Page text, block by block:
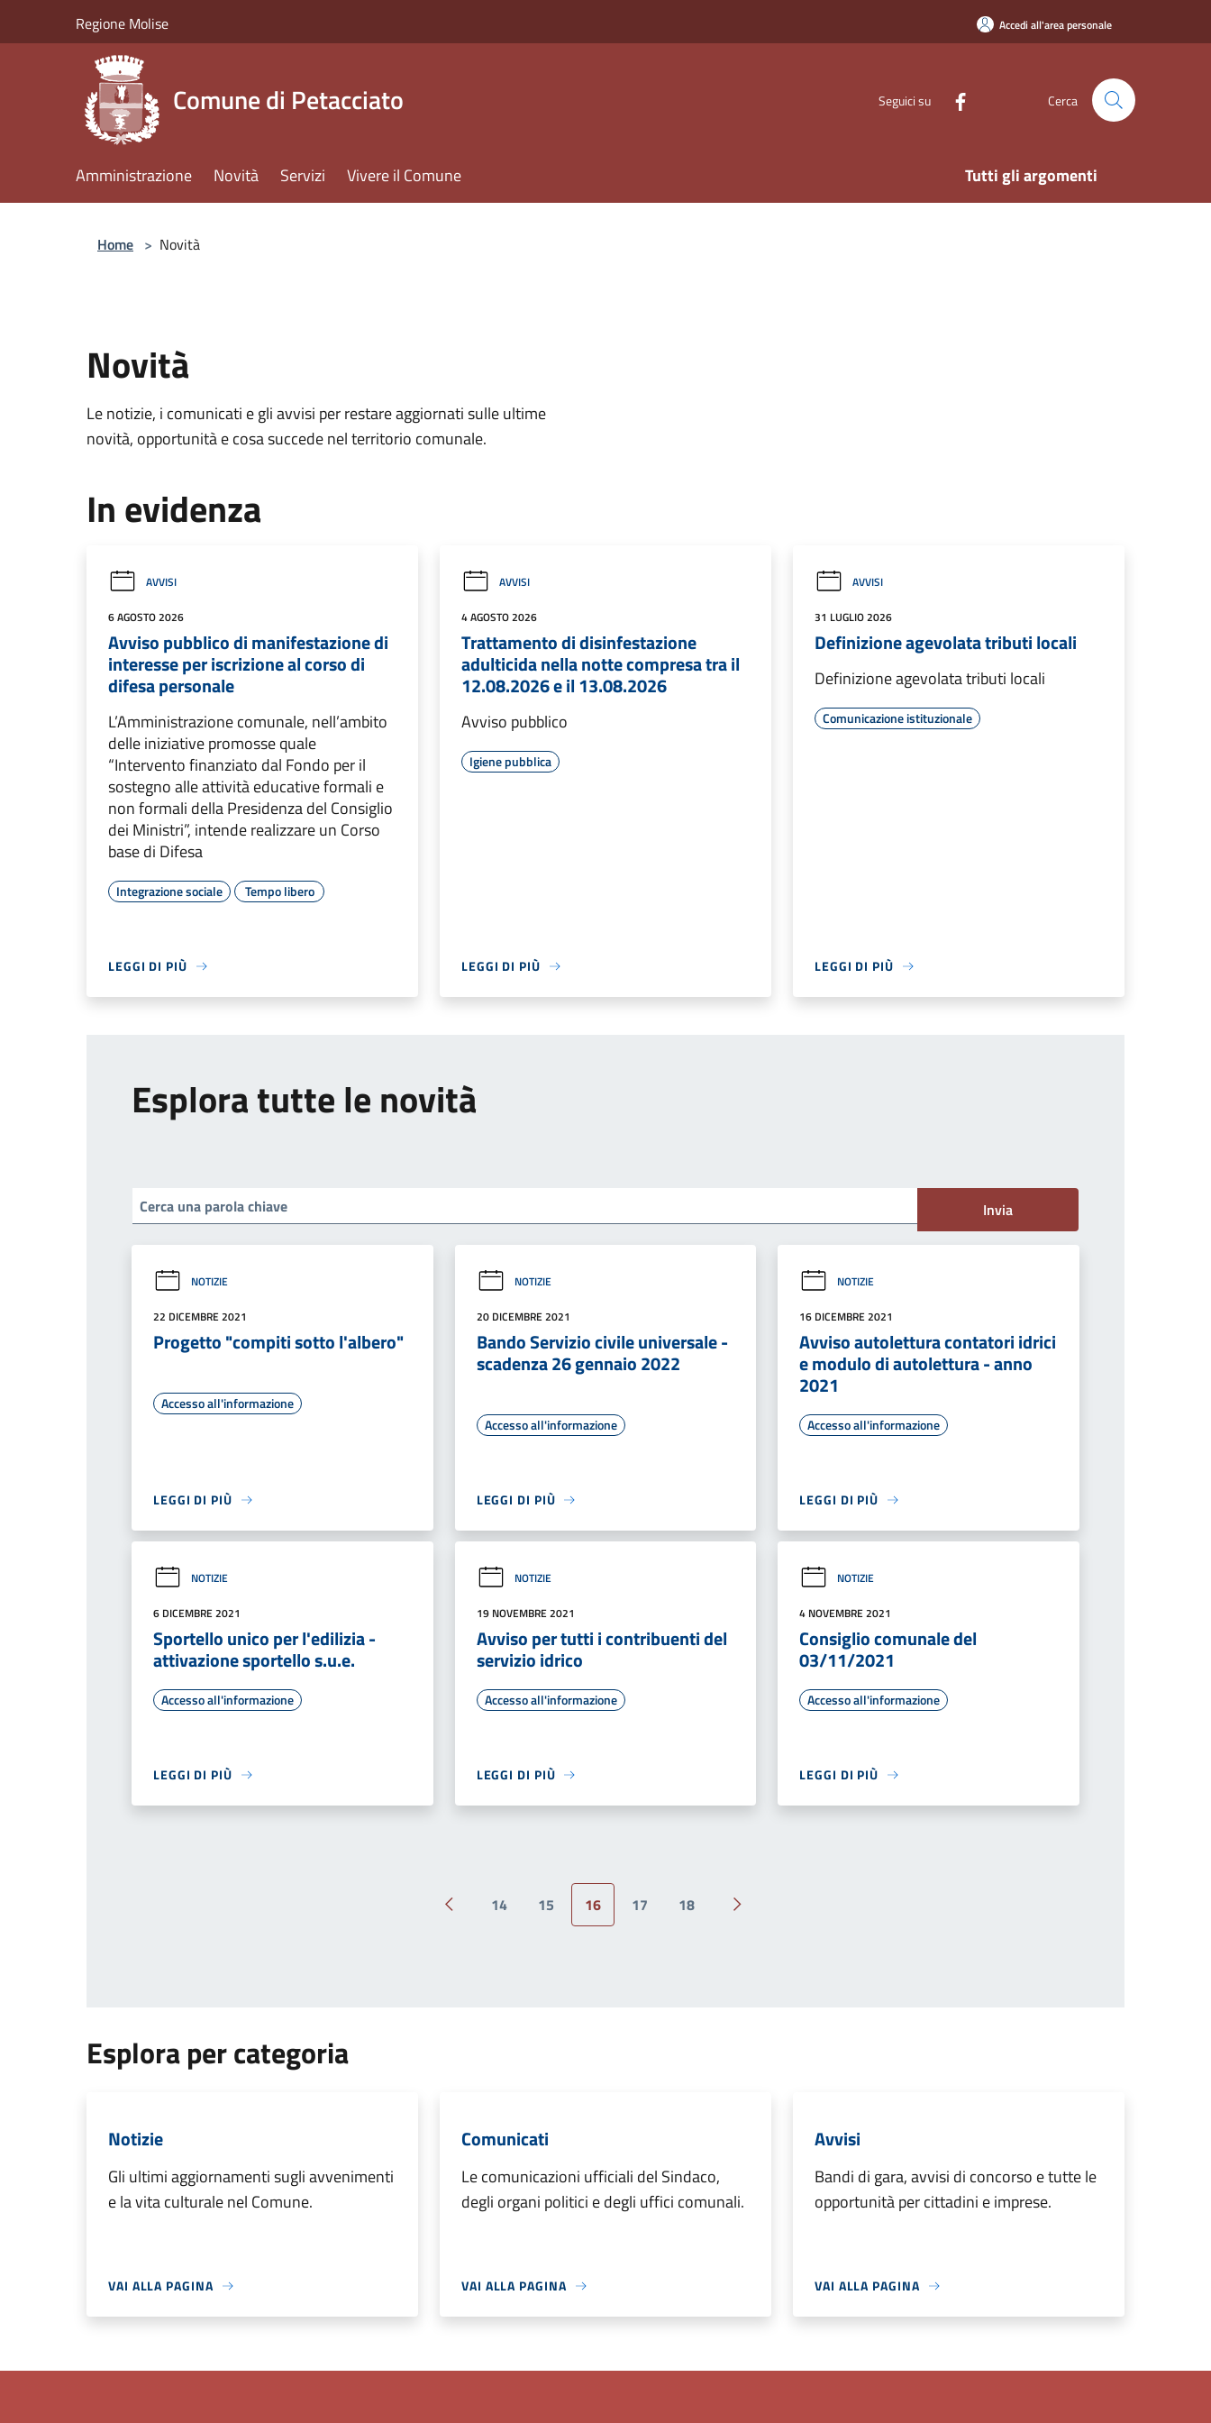
Regione Molise Accedi all'area personale
Comune di Petacciato Seguici su Cerca
Amministrazione Novità Servizi Vivere il Comune Tutti gli argomenti
Home > Novità
Novità
Le notizie, i comunicati e gli avvisi per restare aggiornati sulle ultime
novità, opportunità e cosa succede nel territorio comunale.
In evidenza
AVVISI
6 AGOSTO 2026
Avviso pubblico di manifestazione di
interesse per iscrizione al corso di
difesa personale
L’Amministrazione comunale, nell’ambito
delle iniziative promosse quale
“Intervento finanziato dal Fondo per il
sostegno alle attività educative formali e
non formali della Presidenza del Consiglio
dei Ministri”, intende realizzare un Corso
base di Difesa
Integrazione sociale Tempo libero
LEGGI DI PIÙ
AVVISI
4 AGOSTO 2026
Trattamento di disinfestazione
adulticida nella notte compresa tra il
12.08.2026 e il 13.08.2026
Avviso pubblico
Igiene pubblica
LEGGI DI PIÙ
AVVISI
31 LUGLIO 2026
Definizione agevolata tributi locali
Definizione agevolata tributi locali
Comunicazione istituzionale
LEGGI DI PIÙ
Esplora tutte le novità
Invia
NOTIZIE
22 DICEMBRE 2021
Progetto "compiti sotto l'albero"
Accesso all'informazione
LEGGI DI PIÙ
NOTIZIE
20 DICEMBRE 2021
Bando Servizio civile universale -
scadenza 26 gennaio 2022
Accesso all'informazione
LEGGI DI PIÙ
NOTIZIE
16 DICEMBRE 2021
Avviso autolettura contatori idrici
e modulo di autolettura - anno
2021
Accesso all'informazione
LEGGI DI PIÙ
NOTIZIE
6 DICEMBRE 2021
Sportello unico per l'edilizia -
attivazione sportello s.u.e.
Accesso all'informazione
LEGGI DI PIÙ
NOTIZIE
19 NOVEMBRE 2021
Avviso per tutti i contribuenti del
servizio idrico
Accesso all'informazione
LEGGI DI PIÙ
NOTIZIE
4 NOVEMBRE 2021
Consiglio comunale del
03/11/2021
Accesso all'informazione
LEGGI DI PIÙ
Pagina precedente
14 15 16 17 18
Pagina successiva
Esplora per categoria
Notizie
Gli ultimi aggiornamenti sugli avvenimenti
e la vita culturale nel Comune.
VAI ALLA PAGINA
Comunicati
Le comunicazioni ufficiali del Sindaco,
degli organi politici e degli uffici comunali.
VAI ALLA PAGINA
Avvisi
Bandi di gara, avvisi di concorso e tutte le
opportunità per cittadini e imprese.
VAI ALLA PAGINA